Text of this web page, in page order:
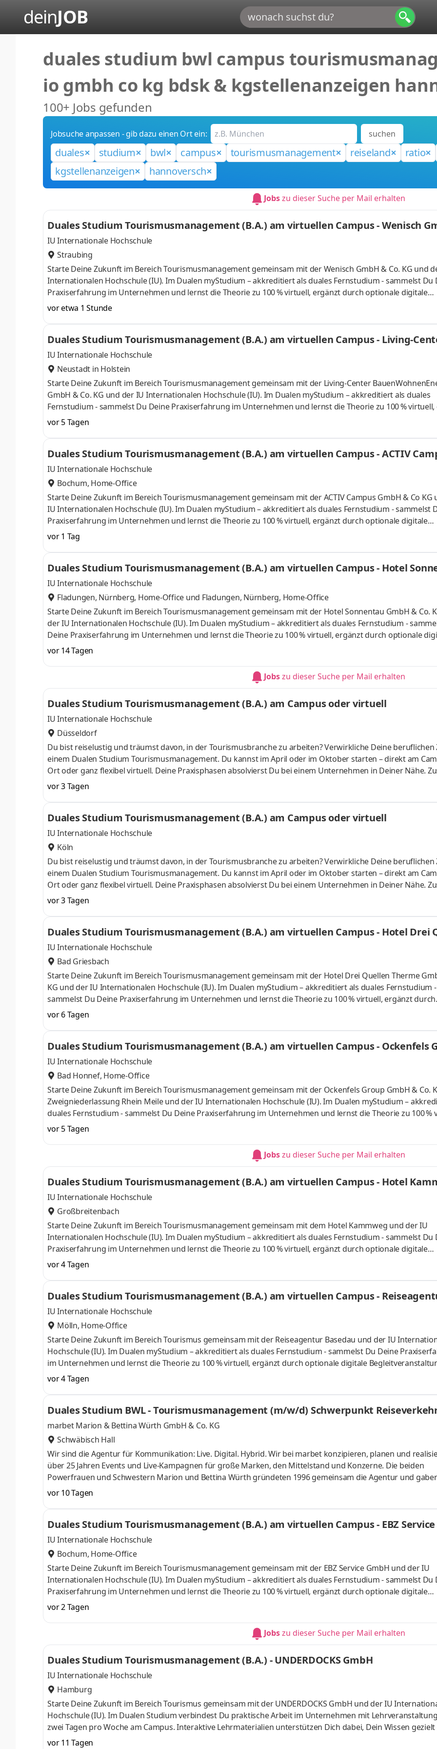
deinJOB
duales studium bwl campus
io gmbh co kg bdsk & kgstellenanzeigen
100+ Jobs gefunden
Jobsuche anpassen - gib dazu einen Ort ein: suchen
duales studium bwl campus tourismusmanagement reiseland ratio
kgstellenanzeigen
hannoversch
Jobszu dieser Suche per Mail erhalten
Duales Studium Tourismusmanagement (B.A.) am virtuellen Campus - Wenisch
IU Internationale Hochschule
Straubing
Starte Deine Zukunft im Bereich Tourismusmanagement gemeinsam mit der Wenisch GmbH & Co. KG und
Internationalen Hochschule (IU). Im Dualen myStudium – akkreditiert als duales Fernstudium - sammelst Du
Praxiserfahrung im Unternehmen und lernst die Theorie zu 100 % virtuell, ergänzt durch optionale digitale
Begleitveranstaltungen. Seit vielen Jahren steht der Name „Wenisch“ in Straubing für Qualität und
Gäubodenvolksfest – alles von Familie Wenisch geführt, eröffnen ein vielfältiges Angebot. Wir sind also ein
Familienbetrieb, der über die Jahrzehnte gewachs
vor etwa 1 Stunde
Duales Studium Tourismusmanagement (B.A.) am virtuellen Campus - Living-
GmbH & Co. KG
IU Internationale Hochschule
Neustadt in Holstein
Starte Deine Zukunft im Bereich Tourismusmanagement gemeinsam mit der Living-Center
GmbH & Co. KG und der IU Internationalen Hochschule (IU). Im Dualen myStudium – akkreditiert als duales
Fernstudium - sammelst Du Deine Praxiserfahrung im Unternehmen und lernst die Theorie zu 100 %
durch optionale digitale Begleitveranstaltungen. Wir sind die Living-Center GmbH & Co. KG – ein
mit seinen Marken Fairschlafen, Küstenklub und Dock 14 für modernes Wohnen, Lifestyle und gutes
steht. Unser Boutiquehotel Fairschlafen steht für individuelle Gastlichkeit, Liebe zum Detail und echtes
statt Hotelkette von der Stange. Wenn Du L
vor 5 Tagen
Duales Studium Tourismusmanagement (B.A.) am virtuellen Campus - ACTIV
IU Internationale Hochschule
Bochum, Home-Office
Starte Deine Zukunft im Bereich Tourismusmanagement gemeinsam mit der ACTIV Campus GmbH & Co KG
IU Internationalen Hochschule (IU). Im Dualen myStudium – akkreditiert als duales Fernstudium - sammelst
Praxiserfahrung im Unternehmen und lernst die Theorie zu 100 % virtuell, ergänzt durch optionale digitale
Begleitveranstaltungen. Der ACTIV CAMPUS Bochum ist eine moderne Business-Eventlocation im Ruhrgebiet.
bietet hochwertige Räume mit moderner Technik, eine professionelle Eventküche sowie ein starkes Netzwerk
Unternehmen, Trainer:innen und Speakern. Mit persönlicher Betreuung, innovativen Formaten und Fokus
Leadership, Weiterbildung und Community erleben Studieren
vor 1 Tag
Duales Studium Tourismusmanagement (B.A.) am virtuellen Campus - Hotel
IU Internationale Hochschule
Fladungen, Nürnberg, Home-Office und Fladungen, Nürnberg, Home-Office
Starte Deine Zukunft im Bereich Tourismusmanagement gemeinsam mit der Hotel Sonnentau GmbH & Co.
der IU Internationalen Hochschule (IU). Im Dualen myStudium – akkreditiert als duales Fernstudium -
Deine Praxiserfahrung im Unternehmen und lernst die Theorie zu 100 % virtuell, ergänzt durch optionale
Begleitveranstaltungen. Das Wohlfühlhotel-Restaurant Sonnentau in Fladungen ist seit über 50 Jahren
und Ausbildungsbetrieb in der Region Rhön-Grabfeld. Unser Team steht für ein offenes,
Miteinander, persönliche Entwicklung und ein faires Geben und Nehmen. Mitarbeitende werden individuell
vor 14 Tagen
Jobszu dieser Suche per Mail erhalten
Duales Studium Tourismusmanagement (B.A.) am Campus oder virtuell
IU Internationale Hochschule
Düsseldorf
Du bist reiselustig und träumst davon, in der Tourismusbranche zu arbeiten? Verwirkliche Deine beruflichen
einem Dualen Studium Tourismusmanagement. Du kannst im April oder im Oktober starten – direkt am
Ort oder ganz flexibel virtuell. Deine Praxisphasen absolvierst Du bei einem Unternehmen in Deiner Nähe.
bieten wir die Möglichkeit, Dein Know-how in einem der vier Spezialgebiete zu
vertiefen:HotelmanagementEventmanagementReiseanbieter- und
Aufgaben Du kannst Dein Studium ohne Numerus clausus oder Aufnahmeprüfung startenDu absolvierst ein
staatlich anerkanntes Bachelorstudium mit praxisnahen InhaltenDeine Studienberat
vor 3 Tagen
Duales Studium Tourismusmanagement (B.A.) am Campus oder virtuell
IU Internationale Hochschule
Köln
Du bist reiselustig und träumst davon, in der Tourismusbranche zu arbeiten? Verwirkliche Deine beruflichen
einem Dualen Studium Tourismusmanagement. Du kannst im April oder im Oktober starten – direkt am
Ort oder ganz flexibel virtuell. Deine Praxisphasen absolvierst Du bei einem Unternehmen in Deiner Nähe.
bieten wir die Möglichkeit, Dein Know-how in einem der vier Spezialgebiete zu
vertiefen:HotelmanagementEventmanagementReiseanbieter- und
Aufgaben Du kannst Dein Studium ohne Numerus clausus oder Aufnahmeprüfung startenDu absolvierst ein
staatlich anerkanntes Bachelorstudium mit praxisnahen InhaltenDeine Studienberat
vor 3 Tagen
Duales Studium Tourismusmanagement (B.A.) am virtuellen Campus - Hotel Drei
Co. KG
IU Internationale Hochschule
Bad Griesbach
Starte Deine Zukunft im Bereich Tourismusmanagement gemeinsam mit der Hotel Drei Quellen Therme
KG und der IU Internationalen Hochschule (IU). Im Dualen myStudium – akkreditiert als duales Fernstudium -
sammelst Du Deine Praxiserfahrung im Unternehmen und lernst die Theorie zu 100 % virtuell, ergänzt durch
optionale digitale Begleitveranstaltungen. In Bad Griesbach betreibt die Familie Lidl das Golf- und
Drei Quellen Therme seit 32 Jahren. Mit viel Engagement und Liebe zum Detail haben sie das 4-Sterne-Hotel
sodass es heute zu den besten Adressen Niederbayerns zählt - als einziges familiengeführtes Hotel in Bad
Zudem wird auch der Hotel- u
vor 6 Tagen
Duales Studium Tourismusmanagement (B.A.) am virtuellen Campus - Ockenfels
igniederlassung Rhein Meile
IU Internationale Hochschule
Bad Honnef, Home-Office
Starte Deine Zukunft im Bereich Tourismusmanagement gemeinsam mit der Ockenfels Group GmbH & Co.
Zweigniederlassung Rhein Meile und der IU Internationalen Hochschule (IU). Im Dualen myStudium –
duales Fernstudium - sammelst Du Deine Praxiserfahrung im Unternehmen und lernst die Theorie zu 100 %
ergänzt durch optionale digitale Begleitveranstaltungen. Die Rhein Meile ist ein Gastronomie-Verbund in Bad
direkt am Rhein. Dazu gehören mehrere vielseitige Locations mit eigenen Konzepten: die Bar-, Grill- und
Eventlocation Blaue Sau sowie die Naturbiergärten Breitbacher Biergarten und Insel Grafenwerth.
vor 5 Tagen
Jobszu dieser Suche per Mail erhalten
Duales Studium Tourismusmanagement (B.A.) am virtuellen Campus - Hotel
IU Internationale Hochschule
Großbreitenbach
Starte Deine Zukunft im Bereich Tourismusmanagement gemeinsam mit dem Hotel Kammweg und der IU
Internationalen Hochschule (IU). Im Dualen myStudium – akkreditiert als duales Fernstudium - sammelst Du
Praxiserfahrung im Unternehmen und lernst die Theorie zu 100 % virtuell, ergänzt durch optionale digitale
Begleitveranstaltungen. Das Hotel Kammweg am Rennsteig bietet Besuchern des Thüringer Waldes mit 89
modernen Komfort und ist der ideale Ausgangspunkt für Wanderer, Aktivurlauber und Naturliebhaber, denn
direkt am berühmten Wanderparadies Rennsteig, inmitten einer grandiosen Kulisse. 2022 bekam unser
Kammweg am Rennsteig im Bereich Wellness ein Upgrade: ein neu re
vor 4 Tagen
Duales Studium Tourismusmanagement (B.A.) am virtuellen Campus -
IU Internationale Hochschule
Mölln, Home-Office
Starte Deine Zukunft im Bereich Tourismus gemeinsam mit der Reiseagentur Basedau und der IU
Hochschule (IU). Im Dualen myStudium – akkreditiert als duales Fernstudium - sammelst Du Deine
im Unternehmen und lernst die Theorie zu 100 % virtuell, ergänzt durch optionale digitale
Seit 2007 begleiten wie unsere Kund:innen nunmehr auf dem Weg zu ihren Traumreisen. Nach einem kurzen
über Ratzeburg, Preetz und Bad Oldesloe, sind wir nun wieder gut in Mölln gelandet. Mit unserem neuen
"Reiseagentur Basedau" starten wir gestärkt und voller Vorfreude in die neue Saison. Werde auch Du Teil
Teams und starte bei uns zum 1. Oktob
vor 4 Tagen
Duales Studium BWL - Tourismusmanagement (m/w/d) Schwerpunkt
marbet Marion & Bettina Würth GmbH & Co. KG
Schwäbisch Hall
Wir sind die Agentur für Kommunikation: Live. Digital. Hybrid. Wir bei marbet konzipieren, planen und
über 25 Jahren Events und Live-Kampagnen für große Marken, den Mittelstand und Konzerne. Die beiden
Powerfrauen und Schwestern Marion und Bettina Würth gründeten 1996 gemeinsam die Agentur und
auch gleich den Namen - geschaffen aus ihren beiden Vornamen. Willst Du die Zukunft der
mitgestalten ? Zum 1. Oktober 2026 (mit einem Vorpraktikum ab dem 1. September 2026) suchen wir für
Agentur in Schwäbisch Hall engagierte Nachwuchstalente für ein duales Studium im Bereich
mit Schwerpunkt Reiseverkehr und Reisevertrieb. Du
vor 10 Tagen
Duales Studium Tourismusmanagement (B.A.) am virtuellen Campus - EBZ Service
IU Internationale Hochschule
Bochum, Home-Office
Starte Deine Zukunft im Bereich Tourismusmanagement gemeinsam mit der EBZ Service GmbH und der IU
Internationalen Hochschule (IU). Im Dualen myStudium – akkreditiert als duales Fernstudium - sammelst Du
Praxiserfahrung im Unternehmen und lernst die Theorie zu 100 % virtuell, ergänzt durch optionale digitale
Begleitveranstaltungen. Das Europäische Bildungszentrum der Wohnungs- und Immobilienwirtschaft (EBZ) in
Bochum ist seit 1957 eine der größten Bildungs-, Beratungs- und Forschungseinrichtungen im Bereich der
Immobilienwirtschaft in Deutschland. Wir von der EBZ Service GmbH tun alles dafür, um unseren Tages- und
Übernachtungsgästen sowie Mitarbeitenden ihren Aufenthalt am EBZ so angen
vor 2 Tagen
Jobszu dieser Suche per Mail erhalten
Duales Studium Tourismusmanagement (B.A.) - UNDERDOCKS GmbH
IU Internationale Hochschule
Hamburg
Starte Deine Zukunft im Bereich Tourismus gemeinsam mit der UNDERDOCKS GmbH und der IU
Hochschule (IU). Im Dualen Studium verbindest Du praktische Arbeit im Unternehmen mit
zwei Tagen pro Woche am Campus. Interaktive Lehrmaterialien unterstützen Dich dabei, Dein Wissen gezielt
vertiefen. Du möchtest nicht nur zuschauen, sondern Events aktiv mitgestalten? Bei uns tauchst du in die
vor 11 Tagen